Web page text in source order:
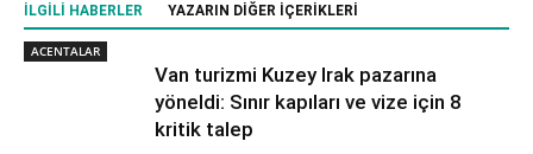
İLGILI HABERLER YAZARIN DIĞER İÇERIKLERI
ACENTALAR
Van turizmi Kuzey Irak pazarına
yöneldi: Sınır kapıları ve vize için 8
kritik talep